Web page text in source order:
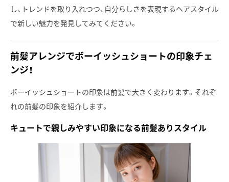
し、トレンドを取り入れつつ、自分らしさを表現するヘアスタイル
で新しい魅力を発見してみてください。
前髪アレンジでボーイッシュショートの印象チェ
ンジ！
ボーイッシュショートの印象は前髪で大きく変わります。それぞ
れの前髪の印象を紹介します。
キュートで親しみやすい印象になる前髪ありスタイル